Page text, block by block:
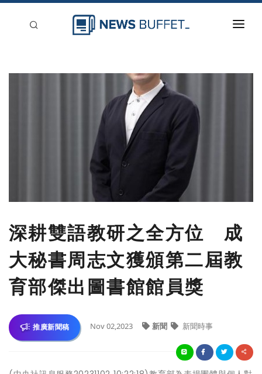
深耕雙語教研之全方位 成
大秘書周志文獲頒第二屆教
育部傑出圖書館館員獎
推廣新聞稿 Nov 02,2023 新聞 新聞時事